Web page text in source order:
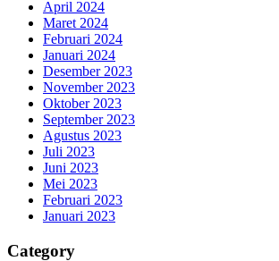
April 2024
Maret 2024
Februari 2024
Januari 2024
Desember 2023
November 2023
Oktober 2023
September 2023
Agustus 2023
Juli 2023
Juni 2023
Mei 2023
Februari 2023
Januari 2023
Category